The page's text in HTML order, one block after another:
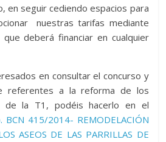
en seguir cediendo espacios para
nuestras tarifas mediante
deberá financiar en cualquier
en consultar el concurso y
referentes a la reforma de los
de la T1, podéis hacerlo en el
BCN 415/2014- REMODELACIÓN
ASEOS DE LAS PARRILLAS DE